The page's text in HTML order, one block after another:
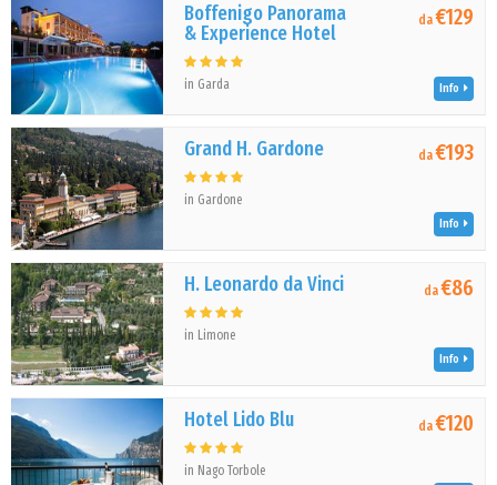
Boffenigo Panorama
& Experience Hotel
in Garda
da€129
Info
Grand H. Gardone
in Gardone
da€193
Info
H. Leonardo da Vinci
in Limone
da€86
Info
Hotel Lido Blu
in Nago Torbole
da€120